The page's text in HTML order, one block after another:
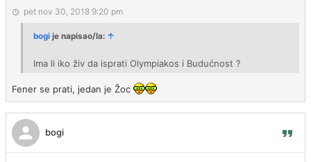
pet nov 30, 2018 9:20 pm
bogi je napisao/la: ↑
Ima li iko živ da isprati Olympiakos i Budućnost ?
Fener se prati, jedan je Žoc
bogi